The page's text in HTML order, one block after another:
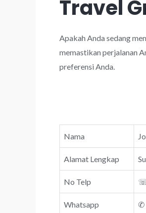
Travel
Apakah Anda sedang
memastikan perjalanan
preferensi Anda.
Nama
Alamat Lengkap
No Telp
Whatsapp ✆